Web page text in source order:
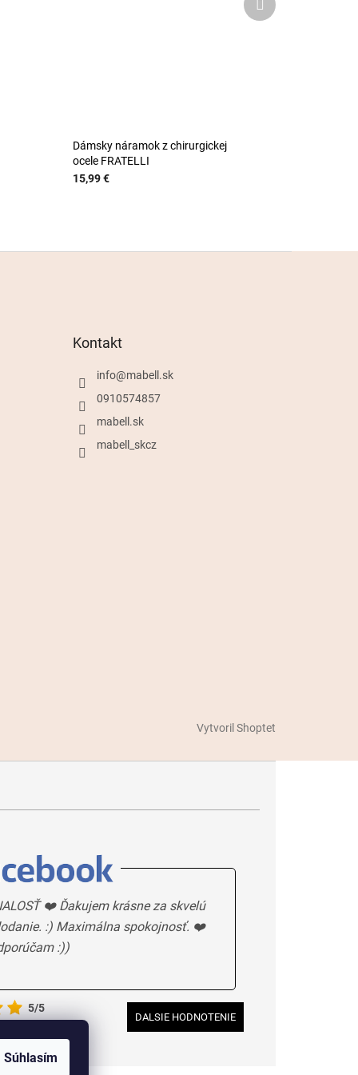
Súhlasím
Dámsky náramok z chirurgickej
ocele FRATELLI
15,99 €
produkt
Kontakt
info@mabell.sk
0910574857
mabell.sk
mabell_skcz
Vytvoril Shoptet
❤️ Ďakujem krásne za skvelú
:) Maximálna spokojnosť. ❤️
:))
5/5
DALSIE HODNOTENIE